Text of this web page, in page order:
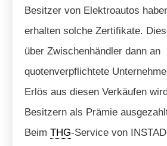
Besitzer von Elektroautos
erhalten solche Zertifikate.
über Zwischenhändler dann an
quotenverpflichtete
Erlös aus diesen Verkäufen
Besitzern als Prämie
Beim THG-Service von